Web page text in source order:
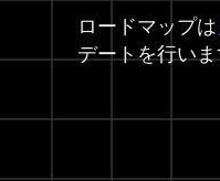
ロードマップは
デートを行い